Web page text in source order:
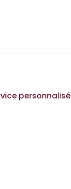
personnalisé